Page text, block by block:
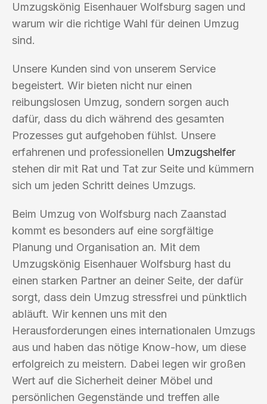
Umzugskönig Eisenhauer Wolfsburg sagen und
warum wir die richtige Wahl für deinen Umzug
sind.
Unsere Kunden sind von unserem Service
begeistert. Wir bieten nicht nur einen
reibungslosen Umzug, sondern sorgen auch
dafür, dass du dich während des gesamten
Prozesses gut aufgehoben fühlst. Unsere
erfahrenen und professionellen Umzugshelfer
stehen dir mit Rat und Tat zur Seite und kümmern
sich um jeden Schritt deines Umzugs.
Beim Umzug von Wolfsburg nach Zaanstad
kommt es besonders auf eine sorgfältige
Planung und Organisation an. Mit dem
Umzugskönig Eisenhauer Wolfsburg hast du
einen starken Partner an deiner Seite, der dafür
sorgt, dass dein Umzug stressfrei und pünktlich
abläuft. Wir kennen uns mit den
Herausforderungen eines internationalen Umzugs
aus und haben das nötige Know-how, um diese
erfolgreich zu meistern. Dabei legen wir großen
Wert auf die Sicherheit deiner Möbel und
persönlichen Gegenstände und treffen alle